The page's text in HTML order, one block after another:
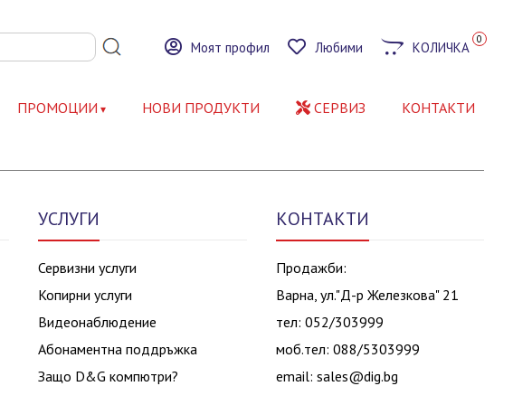
Моят профил Любими КОЛИЧКА 0
ПРОМОЦИИ НОВИ ПРОДУКТИ СЕРВИЗ КОНТАКТИ
УСЛУГИ
Сервизни услуги
Копирни услуги
Видеонаблюдение
Абонаментна поддръжка
Защо D&G компютри?
КОНТАКТИ
Продажби:
Варна, ул."Д-р Железкова" 21
тел: 052/303999
моб.тел: 088/5303999
email: sales@dig.bg